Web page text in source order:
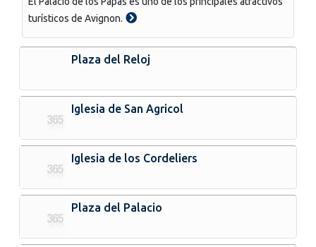
turísticos de Avignon.
Plaza del Reloj
Iglesia de San Agricol
Iglesia de los Cordeliers
Plaza del Palacio